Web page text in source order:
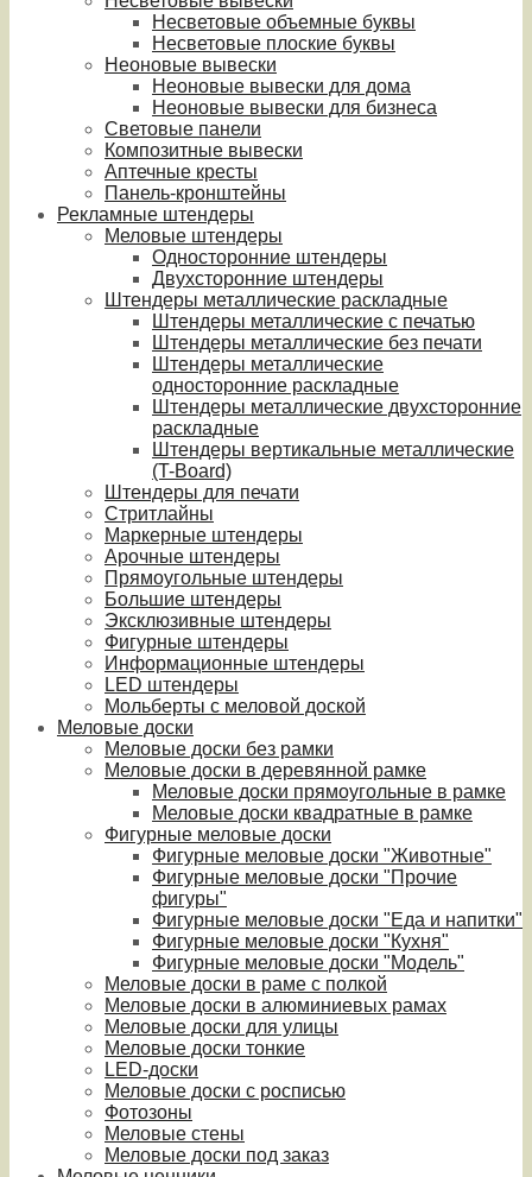
Несветовые объемные буквы
Несветовые плоские буквы
Неоновые вывески
Неоновые вывески для дома
Неоновые вывески для бизнеса
Световые панели
Композитные вывески
Аптечные кресты
Панель-кронштейны
Рекламные штендеры
Меловые штендеры
Односторонние штендеры
Двухсторонние штендеры
Штендеры металлические раскладные
Штендеры металлические с печатью
Штендеры металлические без печати
Штендеры металлические
односторонние раскладные
Штендеры металлические двухсторонние
раскладные
Штендеры вертикальные металлические
(T-Board)
Штендеры для печати
Стритлайны
Маркерные штендеры
Арочные штендеры
Прямоугольные штендеры
Большие штендеры
Эксклюзивные штендеры
Фигурные штендеры
Информационные штендеры
LED штендеры
Мольберты с меловой доской
Меловые доски
Меловые доски без рамки
Меловые доски в деревянной рамке
Меловые доски прямоугольные в рамке
Меловые доски квадратные в рамке
Фигурные меловые доски
Фигурные меловые доски "Животные"
Фигурные меловые доски "Прочие
фигуры"
Фигурные меловые доски "Еда и напитки"
Фигурные меловые доски "Кухня"
Фигурные меловые доски "Модель"
Меловые доски в раме с полкой
Меловые доски в алюминиевых рамах
Меловые доски для улицы
Меловые доски тонкие
LED-доски
Меловые доски с росписью
Фотозоны
Меловые стены
Меловые доски под заказ